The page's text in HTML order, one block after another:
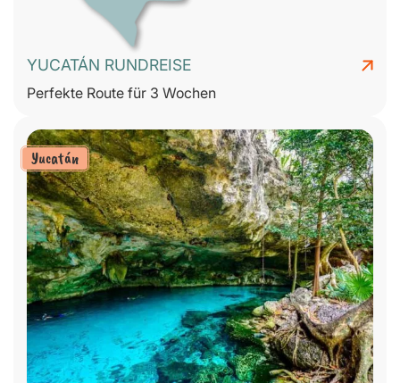
YUCATÁN RUNDREISE
Perfekte Route für 3 Wochen
Yucatán